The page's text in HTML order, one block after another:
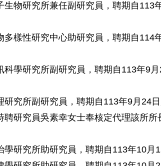
物研究所兼任副研究員，聘期自113
樣性研究中心助研究員，聘期自114
學研究所副研究員，聘期自113年9
究所副研究員，聘期自113年9月24日
聘研究員吳素幸女士奉核定代理該所
研究所助研究員，聘期自113年10月